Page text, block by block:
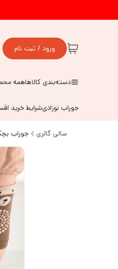
ورود / ثبت نام
دسته‌بندی کالاهاهمه
جوراب نوزادیشرایط خرید
سالی گالری جوراب